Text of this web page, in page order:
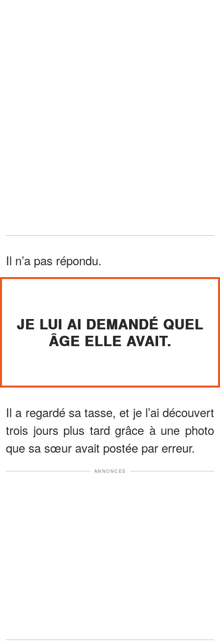
Il n’a pas répondu.
JE LUI AI DEMANDÉ QUEL
ÂGE ELLE AVAIT.
Il a regardé sa tasse, et je l’ai découvert
trois jours plus tard grâce à une photo
que sa sœur avait postée par erreur.
ANNONCES